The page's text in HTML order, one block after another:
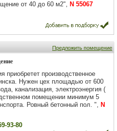
от 40 до 60 м2", N 55067
Предложить помещение
приобретет производственное
Нужен цех площадью от 600
канализация, электроэнергия (
помещении минимум 5
Ровный бетонный пол. ", N
93-80